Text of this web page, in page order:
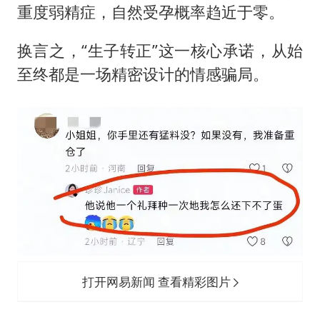
重度弱精症，自然受孕概率趋近于零。
换言之，“生子转正”这一核心承诺，从始
至终都是一场精密设计的情感骗局。
打开网易新闻 查看精彩图片